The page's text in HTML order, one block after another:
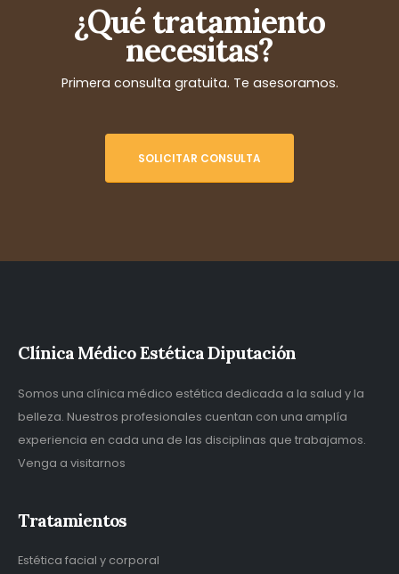
¿Qué tratamiento
necesitas?
Primera consulta gratuita. Te asesoramos.
SOLICITAR CONSULTA
Clínica Médico Estética Diputación
Somos una clínica médico estética dedicada a la salud y la
belleza. Nuestros profesionales cuentan con una amplía
experiencia en cada una de las disciplinas que trabajamos.
Venga a visitarnos
Tratamientos
Estética facial y corporal